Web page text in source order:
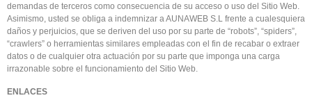
demandas de terceros como consecuencia de su acceso o uso del Sitio Web.
Asimismo, usted se obliga a indemnizar a AUNAWEB S.L frente a cualesquiera
daños y perjuicios, que se deriven del uso por su parte de “robots”, “spiders”,
“crawlers” o herramientas similares empleadas con el fin de recabar o extraer
datos o de cualquier otra actuación por su parte que imponga una carga
irrazonable sobre el funcionamiento del Sitio Web.
ENLACES